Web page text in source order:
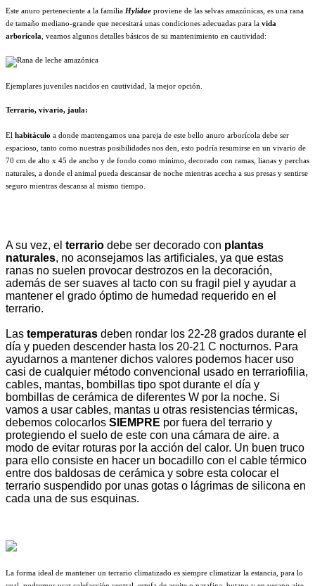
Este anuro perteneciente a la familia Hylidae proviene de las selvas amazónicas, es una rana
de tamaño mediano-grande que necesitará unas condiciones adecuadas para la vida
arborícola , veamos algunos detalles básicos de su mantenimiento en cautividad:
Ejemplares juveniles nacidos en cautividad, la mejor opción.
Terrario, vivario, jaula:
El habitáculo a donde mantengamos una pareja de este bello anuro arborícola debe ser
espacioso, tanto como nuestras posibilidades nos den, esto podría resumirse en un vivario de
70 cm de alto x 45 de ancho y de fondo como mínimo, decorado con ramas, lianas y perchas
naturales, a donde el animal pueda descansar de noche mientras acecha a sus presas y sentirse
seguro mientras descansa al mismo tiempo.
A su vez, el terrario debe ser decorado con plantas
naturales, no aconsejamos las artificiales, ya que estas
ranas no suelen provocar destrozos en la decoración,
además de ser suaves al tacto con su fragil piel y ayudar a
mantener el grado óptimo de humedad requerido en el
terrario.
Las temperaturas deben rondar los 22-28 grados durante el
día y pueden descender hasta los 20-21 C nocturnos. Para
ayudarnos a mantener dichos valores podemos hacer uso
casi de cualquier método convencional usado en terrariofilia,
cables, mantas, bombillas tipo spot durante el día y
bombillas de cerámica de diferentes W por la noche. Si
vamos a usar cables, mantas u otras resistencias térmicas,
debemos colocarlos SIEMPRE por fuera del terrario y
protegiendo el suelo de este con una cámara de aire. a
modo de evitar roturas por la acción del calor. Un buen truco
para ello consiste en hacer un bocadillo con el cable térmico
entre dos baldosas de cerámica y sobre esta colocar el
terrario suspendido por unas gotas o lágrimas de silicona en
cada una de sus esquinas.
La forma ideal de mantener un terrario climatizado es siempre climatizar la estancia, para lo